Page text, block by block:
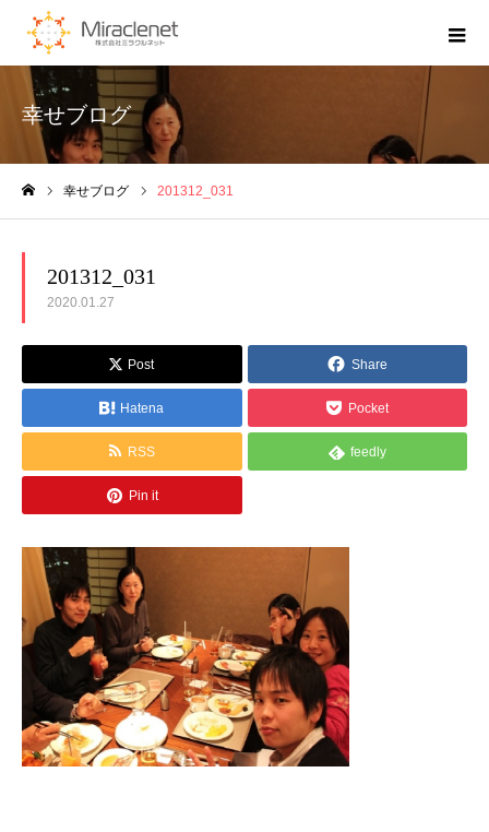
幸せブログ
幸せブログ 201312_031
201312_031
2020.01.27
Post Share
Hatena Pocket
RSS feedly
Pin it